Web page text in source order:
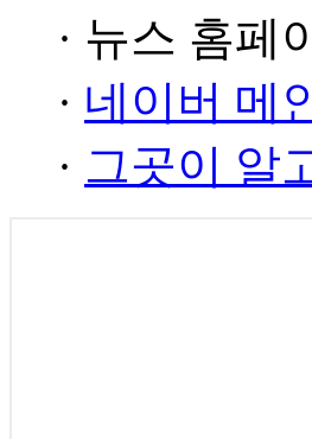
· 뉴스 홈페
· 네이버 메
· 그곳이 알